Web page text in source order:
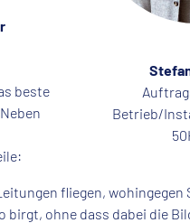
beste
Betrieb/
fliegen, wohingegen
birgt, ohne dass dabei die